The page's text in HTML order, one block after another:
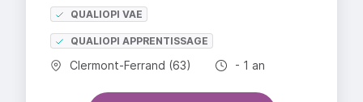
QUALIOPI VAE
QUALIOPI APPRENTISSAGE
Commune :
Clermont-Ferrand (63) Durée totale :
- 1 an